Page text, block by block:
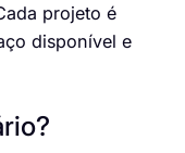
projeto é
disponível e